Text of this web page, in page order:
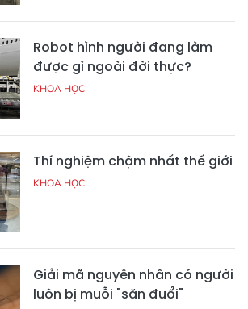
Robot hình người đang làm
được gì ngoài đời thực?
KHOA HỌC
Thí nghiệm chậm nhất thế giới
KHOA HỌC
Giải mã nguyên nhân có người
luôn bị muỗi "săn đuổi"